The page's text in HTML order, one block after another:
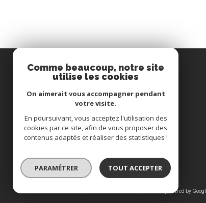
Immobilière du Pays de Hanau
03 88 71 34 62
immohanau@wanadoo.fr
15, rue du canal
© 2026 | Tous droits réservés | Traduction powered by
Comme beaucoup, notre site
utilise les cookies
On aimerait vous accompagner pendant
votre visite.
En poursuivant, vous acceptez l'utilisation des
cookies par ce site, afin de vous proposer des
contenus adaptés et réaliser des statistiques !
PARAMÉTRER TOUT ACCEPTER